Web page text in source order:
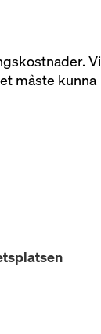
Vi
måste kunna